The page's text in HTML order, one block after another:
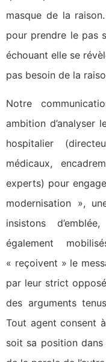
masque de la
pour prendre le pas
échouant elle se
pas besoin de la
Notre
ambition d’analyser
hospitalier
médicaux,
experts) pour
modernisation »,
insistons
également
« reçoivent » le
par leur strict
des arguments
Tout agent consent
soit sa position dans